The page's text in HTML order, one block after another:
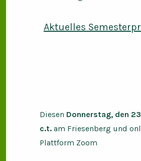
Aktuelles
Diesen Donnerstag, den
c.t.am Friesenberg und
Plattform Zoom